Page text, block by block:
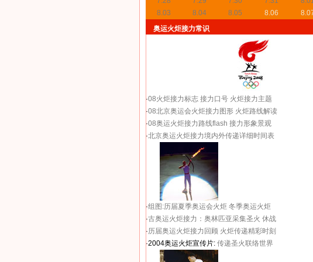
8.03
8.04 8.05 8.06
奥运火炬接力常识
·08火炬接力标志 接力口号 火炬接力主题
·08北京奥运会火炬接力图形 火炬路线解读
·08奥运火炬接力路线flash 接力形象景观
·北京奥运火炬接力境内外传递详细时间表
·组图:历届夏季奥运会火炬 冬季奥运火炬
·古奥运火炬接力：奥林匹亚采集圣火 休战
·历届奥运火炬接力回顾 火炬传递精彩时刻
·2004奥运火炬宣传片: 传递圣火联络世界